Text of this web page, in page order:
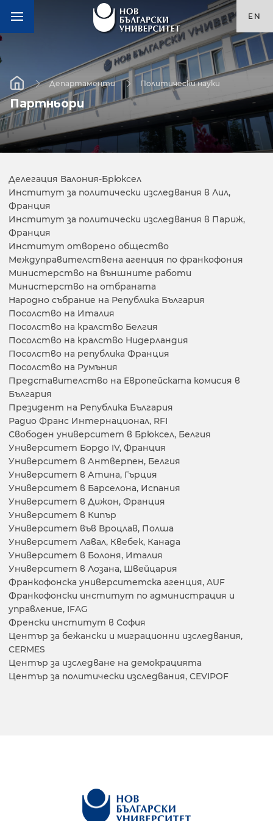
EN
Департаменти Политически науки
Партньори
Делегация Валония-Брюксел
Институт за политически изследвания в Лил,
Франция
Институт за политически изследвания в Париж,
Франция
Институт отворено общество
Междуправителствена агенция по франкофония
Министерство на външните работи
Министерство на отбраната
Народно събрание на Република България
Посолство на Италия
Посолство на кралство Белгия
Посолство на кралство Нидерландия
Посолство на република Франция
Посолство на Румъния
Представителство на Европейската комисия в
България
Президент на Република България
Радио Франс Интернационал, RFI
Свободен университет в Брюксел, Белгия
Университет Бордо IV, Франция
Университет в Антверпен, Белгия
Университет в Атина, Гърция
Университет в Барселона, Испания
Университет в Дижон, Франция
Университет в Кипър
Университет във Вроцлав, Полша
Университет Лавал, Квебек, Канада
Университет в Болоня, Италия
Университет в Лозана, Швейцария
Франкофонска университетска агенция, AUF
Франкофонски институт по администрация и
управление, IFAG
Френски институт в София
Център за бежански и миграционни изследвания,
CERMES
Център за изследване на демокрацията
Център за политически изследвания, CEVIPOF